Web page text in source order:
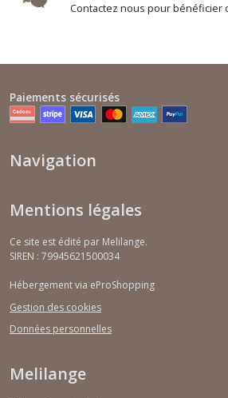
Contactez nous pour bénéficier
Paiements sécurisés
Navigation
Mentions légales
Ce site est édité par Melilange.
SIREN : 79945621500034
Hébergement via eProShopping
Gestion des cookies
Données personnelles
Melilange